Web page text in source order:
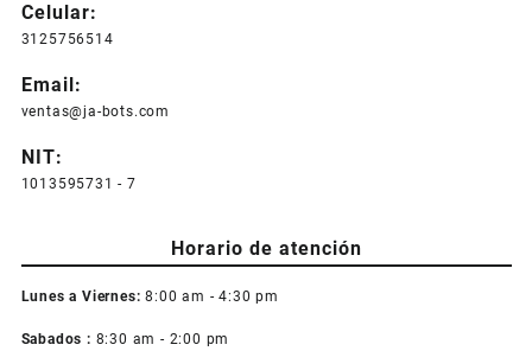
Celular:
3125756514
Email:
ventas@ja-bots.com
NIT:
1013595731 - 7
Horario de atención
Lunes a Viernes: 8:00 am - 4:30 pm
Sabados : 8:30 am - 2:00 pm